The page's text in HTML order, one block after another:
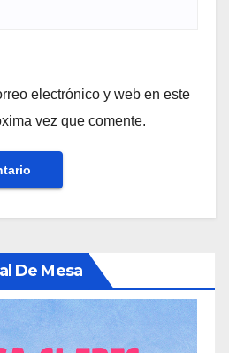
electrónico y web en este
vez que comente.
De Mesa